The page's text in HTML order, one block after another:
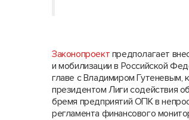
Законопроект предполагает
и мобилизации в Российской
главе с Владимиром Гутеневым,
президентом Лиги содействия
бремя предприятий ОПК в
регламента финансового